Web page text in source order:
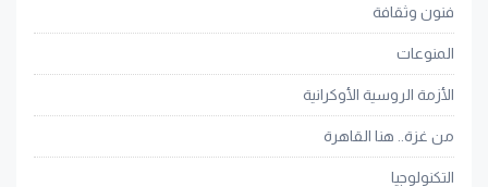
فنون وثقافة
المنوعات
الأزمة الروسية الأوكرانية
من غزة.. هنا القاهرة
التكنولوجيا